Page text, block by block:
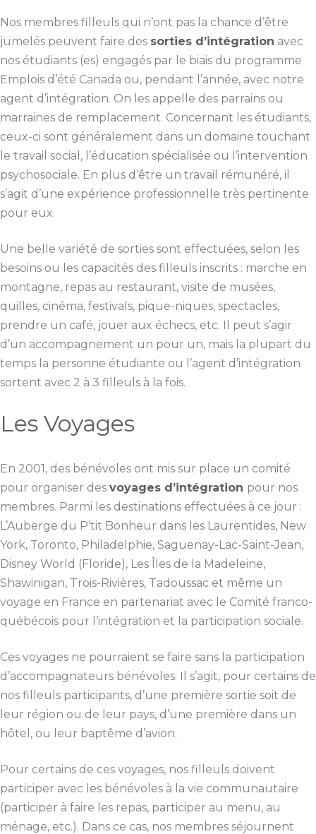
Nos membres filleuls qui n’ont pas la chance d’être
jumelés peuvent faire des sorties d’intégration avec
nos étudiants (es) engagés par le biais du programme
Emplois d’été Canada ou, pendant l’année, avec notre
agent d’intégration. On les appelle des parrains ou
marraines de remplacement. Concernant les étudiants,
ceux-ci sont généralement dans un domaine touchant
le travail social, l’éducation spécialisée ou l’intervention
psychosociale. En plus d’être un travail rémunéré, il
s’agit d’une expérience professionnelle très pertinente
pour eux.
Une belle variété de sorties sont effectuées, selon les
besoins ou les capacités des filleuls inscrits : marche en
montagne, repas au restaurant, visite de musées,
quilles, cinéma, festivals, pique-niques, spectacles,
prendre un café, jouer aux échecs, etc. Il peut s’agir
d’un accompagnement un pour un, mais la plupart du
temps la personne étudiante ou l’agent d’intégration
sortent avec 2 à 3 filleuls à la fois.
Les Voyages
En 2001, des bénévoles ont mis sur place un comité
pour organiser des voyages d’intégration pour nos
membres. Parmi les destinations effectuées à ce jour :
L’Auberge du P’tit Bonheur dans les Laurentides, New
York, Toronto, Philadelphie, Saguenay-Lac-Saint-Jean,
Disney World (Floride), Les Îles de la Madeleine,
Shawinigan, Trois-Rivières, Tadoussac et même un
voyage en France en partenariat avec le Comité franco-
québécois pour l’intégration et la participation sociale.
Ces voyages ne pourraient se faire sans la participation
d’accompagnateurs bénévoles. Il s’agit, pour certains de
nos filleuls participants, d’une première sortie soit de
leur région ou de leur pays, d’une première dans un
hôtel, ou leur baptême d’avion.
Pour certains de ces voyages, nos filleuls doivent
participer avec les bénévoles à la vie communautaire
(participer à faire les repas, participer au menu, au
ménage, etc.). Dans ce cas, nos membres séjournent